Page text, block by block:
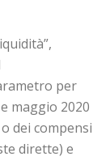
per
maggio 2020
dei compensi
dirette) e